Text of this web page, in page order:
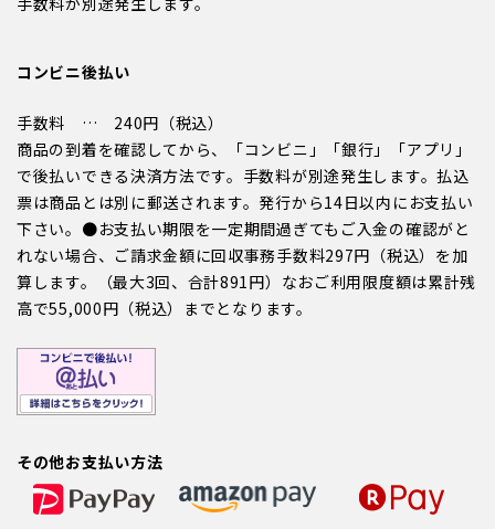
コンビニ後払い
手数料 … 240円（税込）
商品の到着を確認してから、「コンビニ」「銀行」「アプリ」
で後払いできる決済方法です。手数料が別途発生します。払込
票は商品とは別に郵送されます。発行から14日以内にお支払い
下さい。●お支払い期限を一定期間過ぎてもご入金の確認がと
れない場合、ご請求金額に回収事務手数料297円（税込）を加
算します。（最大3回、合計891円）なおご利用限度額は累計残
高で55,000円（税込）までとなります。
その他お支払い方法